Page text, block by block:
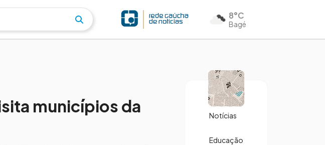
8°C
Bagé
municípios da
Notícias
Educação